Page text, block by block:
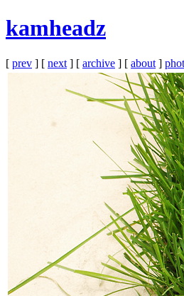
kamheadz
[ prev ] [ next ] [ archive ] [ about ]